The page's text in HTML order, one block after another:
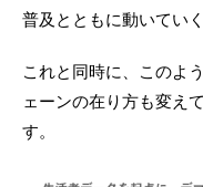
普及とともに動いてい
これと同時に、このよ
ェーンの在り方も変え
す。